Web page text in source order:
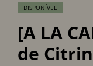
DISPONÍVEL
[A LA
de